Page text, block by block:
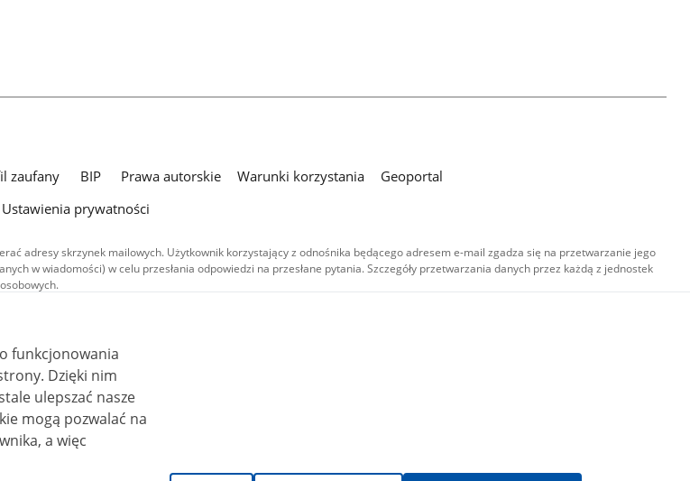
zaufany BIP Prawa autorskie Warunki korzystania
Geoportal
Ustawienia prywatności
adresy skrzynek mailowych. Użytkownik korzystający z odnośnika będącego adresem e-mail zgadza się na przetwarzanie jego
w wiadomości) w celu przesłania odpowiedzi na przesłane pytania. Szczegóły przetwarzania danych przez każdą z jednostek
(z wyłączeniem treści audiowizualnych), są
uznanie autorstwa - na tych samych
audiowizualne, w tym zdjęcia, materiały audio i wideo,
Commons: uznanie autorstwa użycie niekomercyjne -
ND 4.0), o ile nie jest to stwierdzone inaczej.
funkcjonowania
nim
ulepszać nasze
a więc